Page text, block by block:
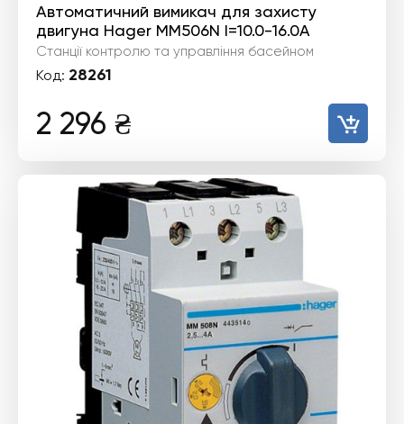
Автоматичний вимикач для захисту
двигуна Hager MM506N I=10.0-16.0А
Станції контролю та управління басейном
Код: 28261
2 296 ₴